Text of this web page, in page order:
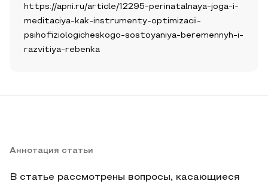
https://apni.ru/article/12295-perinatalnaya-joga-i-
meditaciya-kak-instrumenty-optimizacii-
psihofiziologicheskogo-sostoyaniya-beremennyh-i-
razvitiya-rebenka
Аннотация статьи
В статье рассмотрены вопросы, касающиеся